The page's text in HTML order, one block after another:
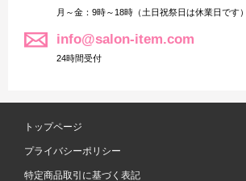
月～金：9時～18時（土日祝祭日は休業日です）
info@salon-item.com
24時間受付
トップページ
プライバシーポリシー
特定商品取引に基づく表記